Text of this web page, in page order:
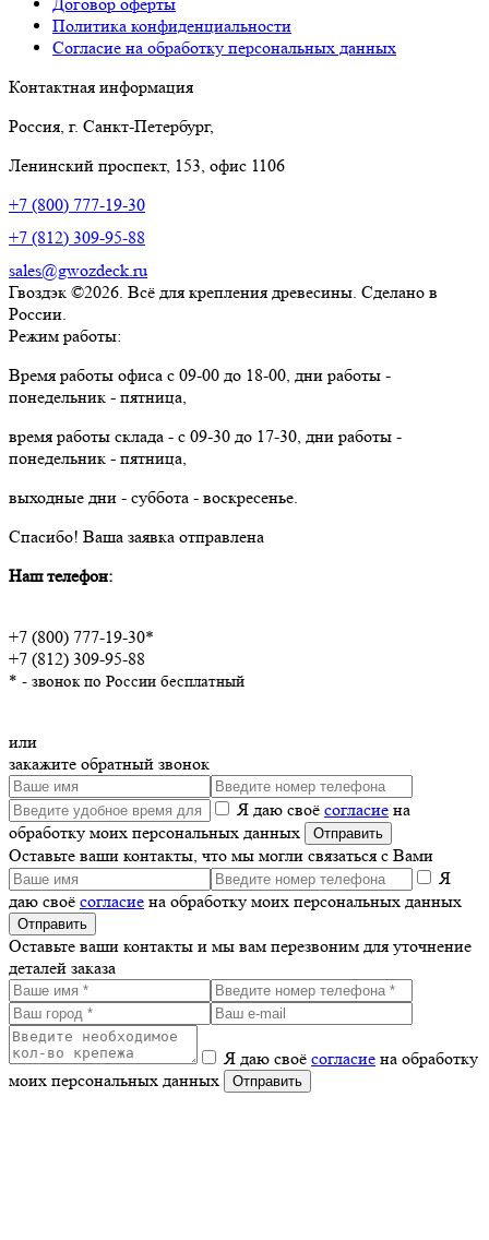
Политика конфиденциальности
Согласие на обработку персональных данных
Контактная информация
Россия, г. Санкт-Петербург,
Ленинский проспект, 153, офис 1106
+7 (800) 777-19-30
+7 (812) 309-95-88
sales@gwozdeck.ru
Гвоздэк ©2026. Всё для крепления древесины. Сделано в
России.
Режим работы:
Время работы офиса с 09-00 до 18-00, дни работы -
понедельник - пятница,
время работы склада - с 09-30 до 17-30, дни работы -
понедельник - пятница,
выходные дни - суббота - воскресенье.
Спасибо! Ваша заявка отправлена
Наш телефон:
+7 (800) 777-19-30*
+7 (812) 309-95-88
* - звонок по России бесплатный
или
закажите обратный звонок
Я даю своё согласие на
обработку моих персональных данных
Оставьте ваши контакты, что мы могли связаться с Вами
Я
даю своё согласие на обработку моих персональных данных
Оставьте ваши контакты и мы вам перезвоним для уточнение
деталей заказа
Я даю своё согласие на обработку
моих персональных данных